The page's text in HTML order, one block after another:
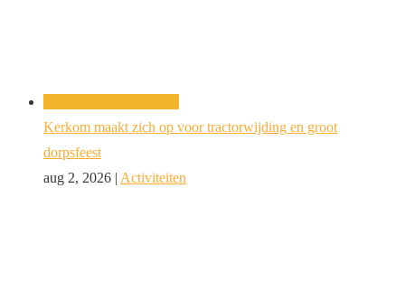
Kerkom maakt zich op voor tractorwijding en groot
dorpsfeest
aug 2, 2026 | Activiteiten